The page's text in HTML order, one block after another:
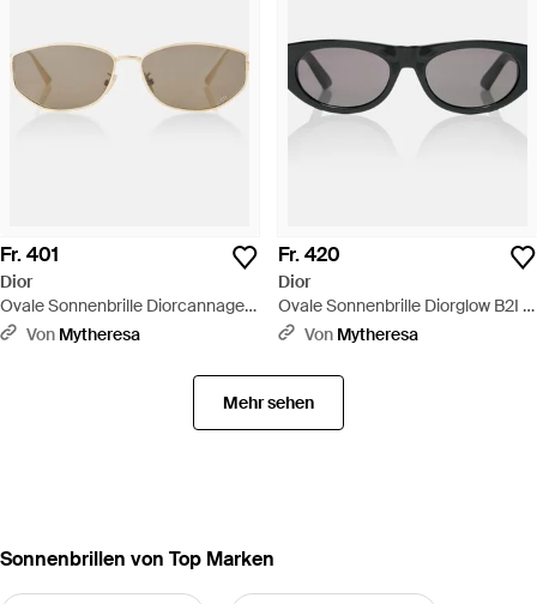
Fr. 401
Dior
Ovale Sonnenbrille Diorcannage
B1U - Mettallic
Von Mytheresa
Fr. 420
Dior
Ovale Sonnenbrille Diorglow B2I -
Braun
Von Mytheresa
Mehr sehen
Sonnenbrillen von Top Marken